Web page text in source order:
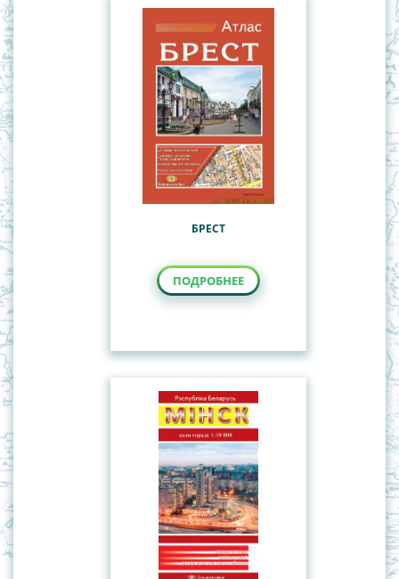
БРЕСТ
ПОДРОБНЕЕ